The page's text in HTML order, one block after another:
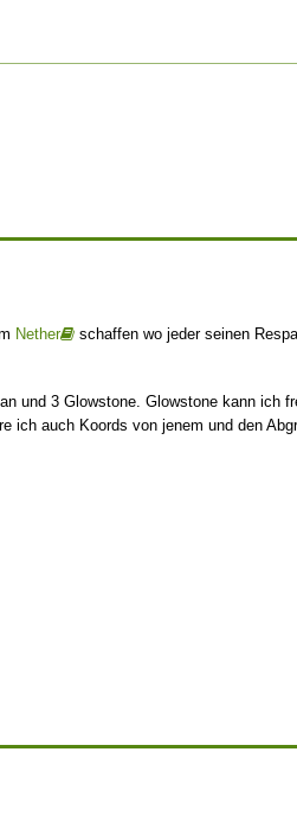
Nether schaffen wo jeder seinen
und 3 Glowstone. Glowstone kann ich
ich auch Koords von jenem und den